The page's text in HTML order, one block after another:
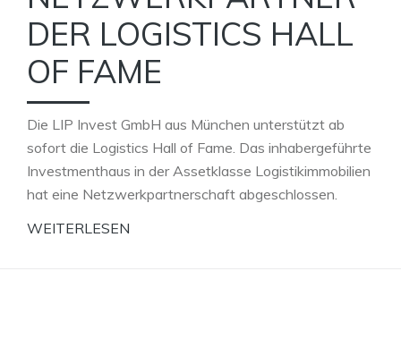
DER LOGISTICS HALL
OF FAME
Die LIP Invest GmbH aus München unterstützt ab
sofort die Logistics Hall of Fame. Das inhabergeführte
Investmenthaus in der Assetklasse Logistikimmobilien
hat eine Netzwerkpartnerschaft abgeschlossen.
WEITERLESEN